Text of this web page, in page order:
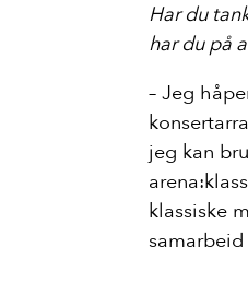
Har du
har du på
– Jeg
jeg kan
klassiske